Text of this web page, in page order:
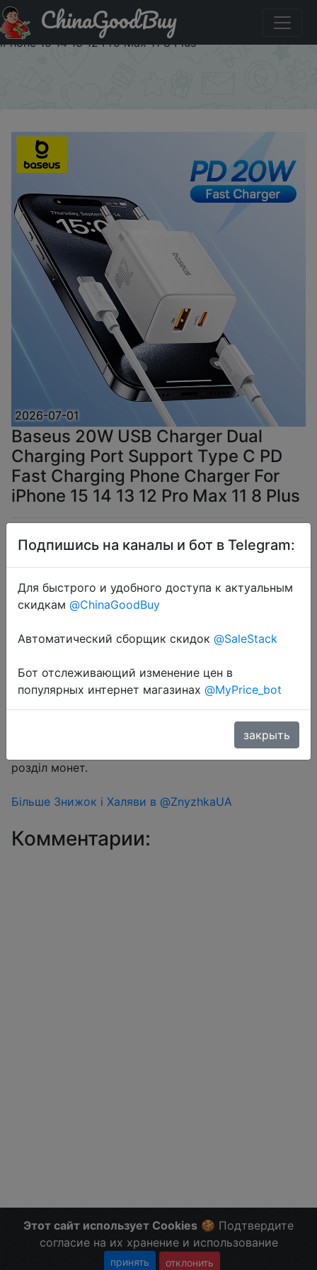
Купить: Baseus 20W USB Charger Dual Charging Port
Support Type C PD Fast Charging Phone Charger For
iPhone 15 14 13 12 Pro Max 11 8 Plus
ChinaGoodBuy
2026-07-01
Baseus 20W USB Charger Dual
Charging Port Support Type C PD
Fast Charging Phone Charger For
iPhone 15 14 13 12 Pro Max 11 8 Plus
$5.51
Coins
Перейти в магазин
Знижка монетками 230 Coins у додатку через
розділ монет.
Більше Знижок і Халяви в @ZnyzhkaUA
Комментарии:
Этот сайт использует Cookies 🍪 Подтвердите
согласие на их хранение и использование
принять отклонить
Подпишись на каналы и бот в Telegram:
Для быстрого и удобного доступа к актуальным
скидкам @ChinaGoodBuy
Автоматический сборщик скидок @SaleStack
Бот отслеживающий изменение цен в
популярных интернет магазинах @MyPrice_bot
закрыть